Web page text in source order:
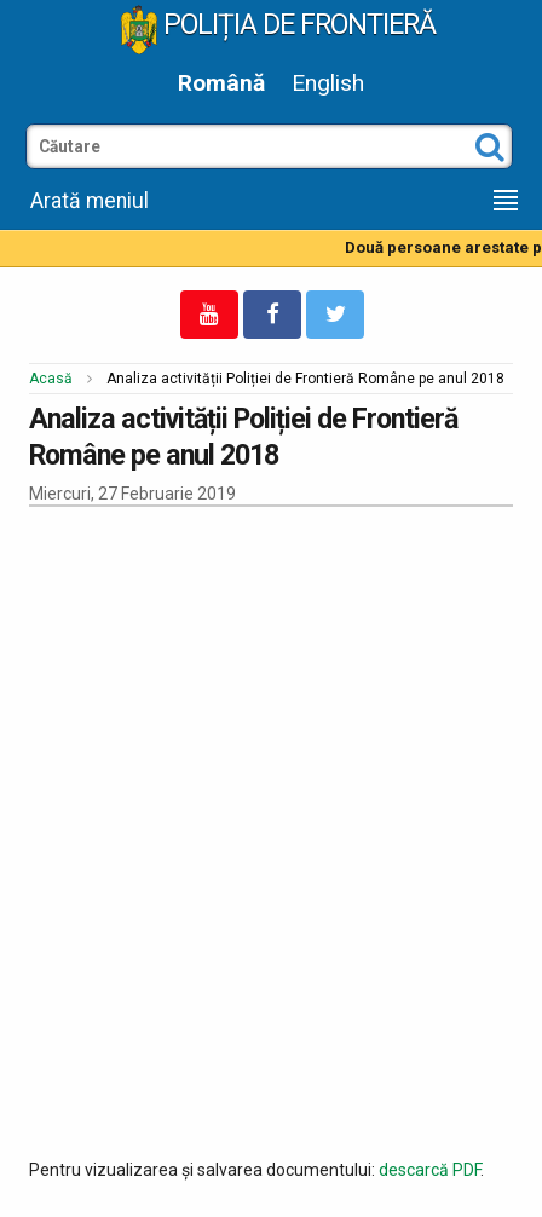
POLIȚIA DE FRONTIERĂ
Română English
Arată meniul
Două persoane arestate
Acasă Analiza activității Poliției de Frontieră Române pe anul 2018
Analiza activității Poliției de Frontieră
Române pe anul 2018
Miercuri, 27 Februarie 2019
Pentru vizualizarea și salvarea documentului: descarcă PDF.